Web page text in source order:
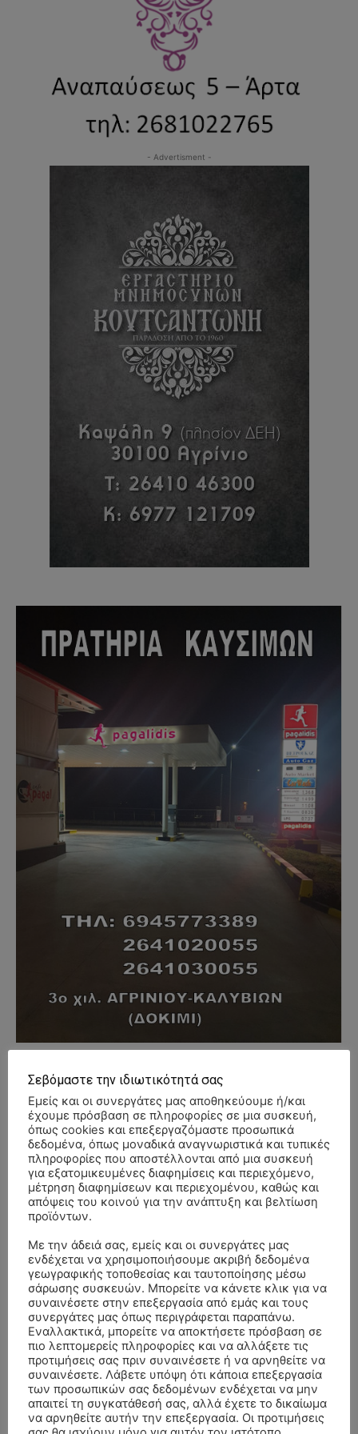
- Advertisment -
ΣΥΛΛΥΠΗΤΗΡΙΑ ΜΗΝΥΜΑΤΑ
ΠΑΝΑΓΙΩΤΗΣ IΩΑΚΕΙΜΙΔΗΣεπίΚΗΔΕΙΑ – ΔΕΥΤΕΡΑ 3/8/2026 –
ΣΠΥΡΙΔΟΥΛΑ Γ. ΣΕΪΤΑΝΙΔΟΥ ΕΤΩΝ 91
Αγγελική ΘωμουεπίΚΗΔΕΙΑ – ΔΕΥΤΕΡΑ 3/8/2026 – ΔΗΜΗΤΡΙΟΣ Σ.
Σεβόμαστε την ιδιωτικότητά σας
Εμείς και οι συνεργάτες μας αποθηκεύουμε ή/και
έχουμε πρόσβαση σε πληροφορίες σε μια συσκευή,
όπως cookies και επεξεργαζόμαστε προσωπικά
δεδομένα, όπως μοναδικά αναγνωριστικά και τυπικές
πληροφορίες που αποστέλλονται από μια συσκευή
για εξατομικευμένες διαφημίσεις και περιεχόμενο,
μέτρηση διαφημίσεων και περιεχομένου, καθώς και
απόψεις του κοινού για την ανάπτυξη και βελτίωση
προϊόντων.
Με την άδειά σας, εμείς και οι συνεργάτες μας
ενδέχεται να χρησιμοποιήσουμε ακριβή δεδομένα
γεωγραφικής τοποθεσίας και ταυτοποίησης μέσω
σάρωσης συσκευών. Μπορείτε να κάνετε κλικ για να
συναινέσετε στην επεξεργασία από εμάς και τους
συνεργάτες μας όπως περιγράφεται παραπάνω.
Εναλλακτικά, μπορείτε να αποκτήσετε πρόσβαση σε
πιο λεπτομερείς πληροφορίες και να αλλάξετε τις
προτιμήσεις σας πριν συναινέσετε ή να αρνηθείτε να
συναινέσετε. Λάβετε υπόψη ότι κάποια επεξεργασία
των προσωπικών σας δεδομένων ενδέχεται να μην
απαιτεί τη συγκατάθεσή σας, αλλά έχετε το δικαίωμα
να αρνηθείτε αυτήν την επεξεργασία. Οι προτιμήσεις